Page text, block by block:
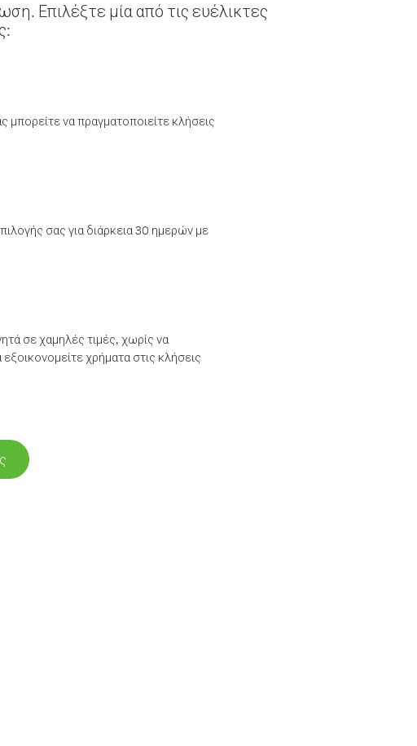
Επιλέξτε μία από τις ευέλικτες
να πραγματοποιείτε κλήσεις
σας για διάρκεια 30 ημερών με
σε χαμηλές τιμές, χωρίς να
χρήματα στις κλήσεις